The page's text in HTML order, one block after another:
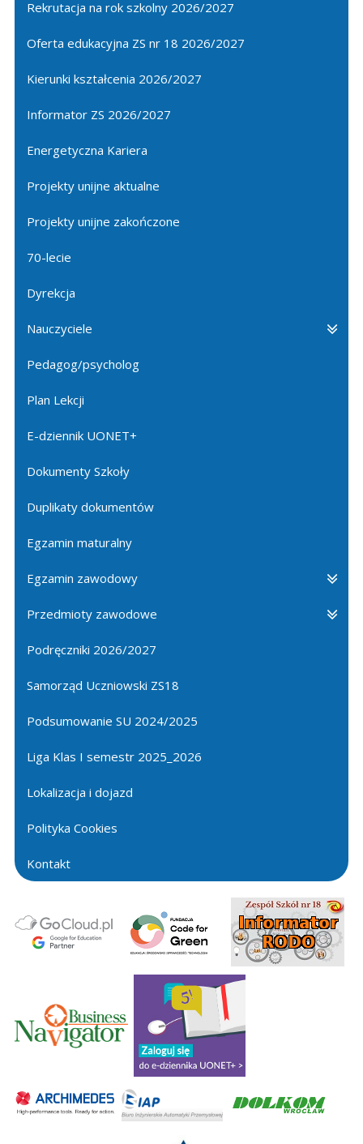
Rekrutacja na rok szkolny 2026/2027
Oferta edukacyjna ZS nr 18 2026/2027
Kierunki kształcenia 2026/2027
Informator ZS 2026/2027
Energetyczna Kariera
Projekty unijne aktualne
Projekty unijne zakończone
70-lecie
Dyrekcja
Nauczyciele
Pedagog/psycholog
Plan Lekcji
E-dziennik UONET+
Dokumenty Szkoły
Duplikaty dokumentów
Egzamin maturalny
Egzamin zawodowy
Przedmioty zawodowe
Podręczniki 2026/2027
Samorząd Uczniowski ZS18
Podsumowanie SU 2024/2025
Liga Klas I semestr 2025_2026
Lokalizacja i dojazd
Polityka Cookies
Kontakt